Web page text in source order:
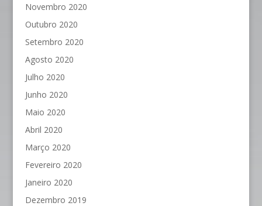
Novembro 2020
Outubro 2020
Setembro 2020
Agosto 2020
Julho 2020
Junho 2020
Maio 2020
Abril 2020
Março 2020
Fevereiro 2020
Janeiro 2020
Dezembro 2019